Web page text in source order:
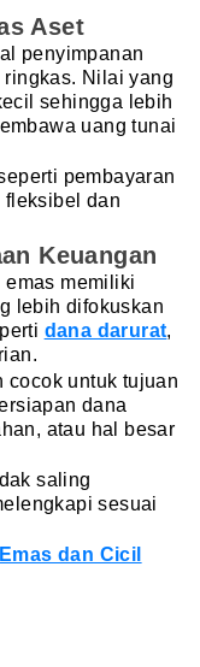
Aset
penyimpanan
Nilai yang
sehingga lebih
uang tunai
pembayaran
fleksibel dan
Keuangan
emas memiliki
lebih difokuskan
dana darurat,
cocok untuk tujuan
dana
atau hal besar
saling
sesuai
dan Cicil